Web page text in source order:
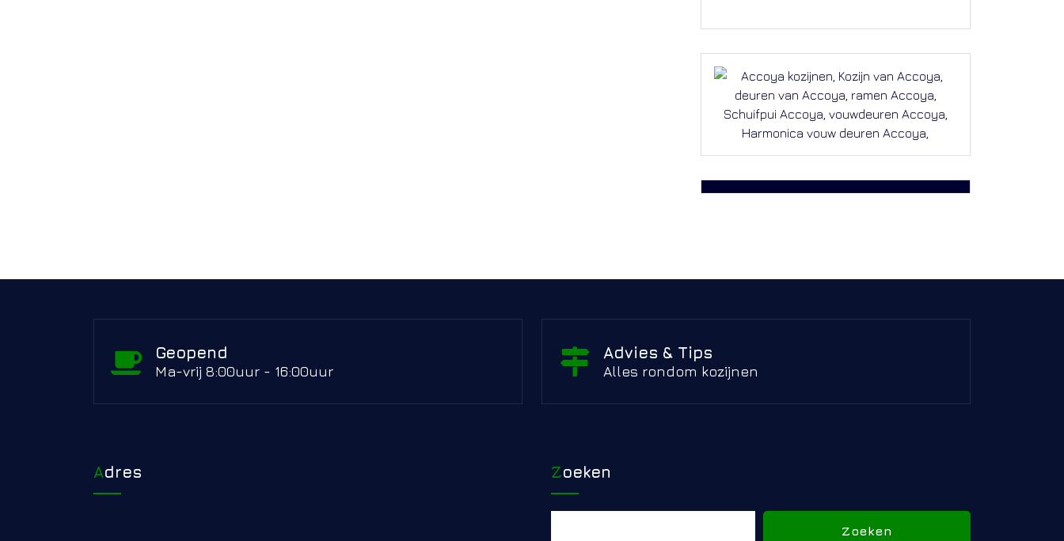
Geopend
Ma-vrij 8:00uur - 16:00uur
Advies & Tips
Alles rondom kozijnen
Adres Zoeken
Zoeken